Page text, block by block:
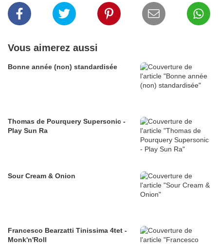
Vous aimerez aussi
Bonne année (non) standardisée
Thomas de Pourquery Supersonic -
Play Sun Ra
Sour Cream & Onion
Francesco Bearzatti Tinissima 4tet -
Monk'n'Roll